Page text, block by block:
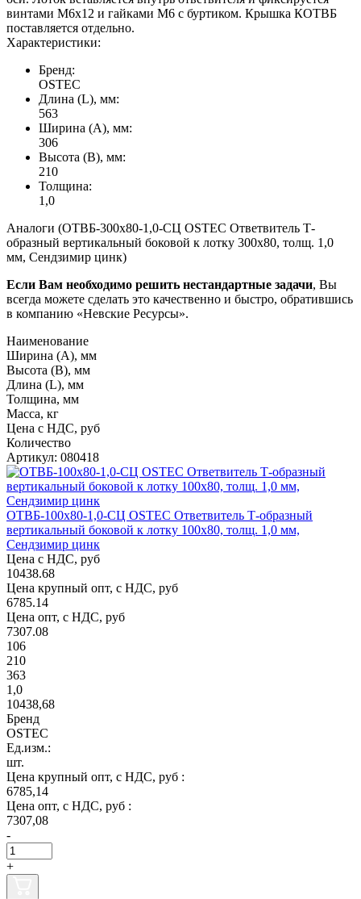
винтами М6х12 и гайками М6 с буртиком. Крышка КОТВБ
поставляется отдельно.
Характеристики:
Бренд:
OSTEC
Длина (L), мм:
563
Ширина (А), мм:
306
Высота (В), мм:
210
Толщина:
1,0
Аналоги (ОТВБ-300х80-1,0-СЦ OSTEC Ответвитель Т-
образный вертикальный боковой к лотку 300х80, толщ. 1,0
мм, Сендзимир цинк)
Если Вам необходимо решить нестандартные задачи, Вы
всегда можете сделать это качественно и быстро, обратившись
в компанию «Невские Ресурсы».
Наименование
Ширина (А), мм
Высота (В), мм
Длина (L), мм
Толщина, мм
Масса, кг
Цена с НДС, руб
Количество
Артикул: 080418
ОТВБ-100х80-1,0-СЦ OSTEC Ответвитель Т-образный
вертикальный боковой к лотку 100х80, толщ. 1,0 мм,
Сендзимир цинк
Цена с НДС, руб
10438.68
Цена крупный опт, с НДС, руб
6785.14
Цена опт, с НДС, руб
7307.08
106
210
363
1,0
10438,68
Бренд
OSTEC
Ед.изм.:
шт.
Цена крупный опт, с НДС, руб :
6785,14
Цена опт, с НДС, руб :
7307,08
-
+